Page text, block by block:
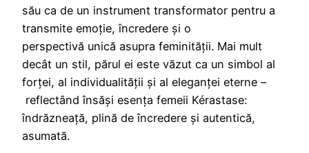
său ca de un instrument transformator pentru a
transmite emoție, încredere și o
perspectivă unică asupra feminității. Mai mult
decât un stil, părul ei este văzut ca un simbol al
forței, al individualității și al eleganței eterne –
reflectând însăși esența femeii Kérastase:
îndrăzneață, plină de încredere și autentică,
asumată.